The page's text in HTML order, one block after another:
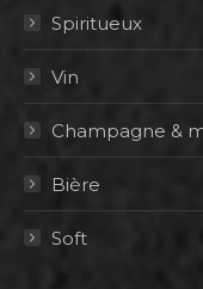
Spiritueux
Vin
Champagne &
Bière
Soft